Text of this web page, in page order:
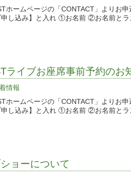
ホームページの「CONTACT」よりお
申し込み】と入れ ①お名前 ②お名前と
ライブお座席事前予約のお
情報
ホームページの「CONTACT」よりお
申し込み】と入れ ①お名前 ②お名前と
ョーについて